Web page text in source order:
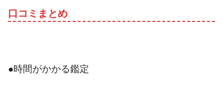
口コミまとめ
●時間がかかる鑑定